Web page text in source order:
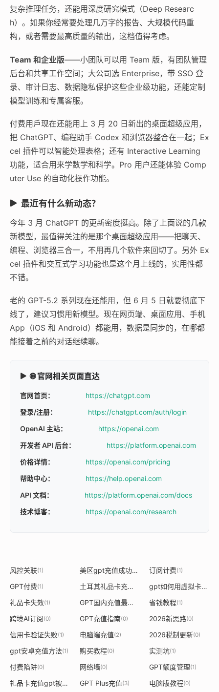
复杂推理任务，还能用深度研究模式（Deep Researc
h）。如果你经常要处理几万字的报告、大规模代码重
构，或者需要最高质量的输出，这档值得考虑。
Team 和企业版——小团队可以用 Team 版，有团队管理
后台和共享工作空间；大公司选 Enterprise，带 SSO 登
录、审计日志、数据隐私保护这些企业级功能，还能定制
模型训练和专属客服。
付费用戶现在还能用上 3 月 20 日新出的桌面超级应用，
把 ChatGPT、编程助手 Codex 和浏览器整合在一起；Ex
cel 插件可以智能处理表格；还有 Interactive Learning
功能，适合用来学数学和科学。Pro 用户还能体验 Comp
uter Use 的自动化操作功能。
最近有什么新动态？
今年 3 月 ChatGPT 的更新密度挺高。除了上面说的几款
新模型，最值得关注的是那个桌面超级应用——把聊天、
编程、浏览器三合一，不用再几个软件来回切了。另外 Ex
cel 插件和交互式学习功能也是这个月上线的，实用性都
不错。
老的 GPT-5.2 系列现在还能用，但 6 月 5 日就要彻底下
线了，建议习惯用新模型。现在网页端、桌面应用、手机
App（iOS 和 Android）都能用，数据是同步的，在哪都
能接着之前的对话继续聊。
🌐 官网相关页面直达
官网首页：
https://chatgpt.com
登录/注册：
https://chatgpt.com/auth/login
OpenAI 主站：
https://openai.com
开发者 API 后台：
https://platform.openai.com
价格详情：
https://openai.com/pricing
帮助中心：
https://help.openai.com
API 文档：
https://platform.openai.com/docs
技术博客：
https://openai.com/research
风控关联(1) 美区gpt充值成功方法 (1)
订阅计费(1)
GPT付费(1) 土耳其礼品卡充值gpt (1) gpt如何用虚拟卡充值
礼品卡失效(1) GPT国内充值最优惠方案 (1)
省钱教程(1)
跨境AI订阅(0) GPT充值指南(0) 2026新思路(0)
信用卡验证失败(1) 电脑端充值(2) 2026税制更新(0)
gpt安卓充值方法(1) 购买教程(0) 实测坑(1)
付费陷阱(0) 网络墙(0) GPT额度管理(1)
礼品卡充值gpt被拒绝 (1)GPT Plus充值(3) 电脑版教程(0)